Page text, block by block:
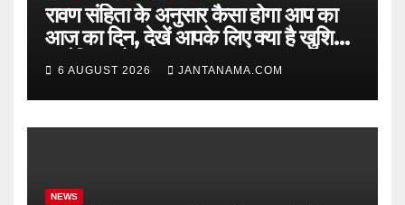
रावण संहिता के अनुसार कैसा होगा आप का
आज का दिन, देखें आपके लिए क्या है खुशियां,
चुनौतियां और नए अवसर
6 AUGUST 2026 JANTANAMA.COM
NEWS